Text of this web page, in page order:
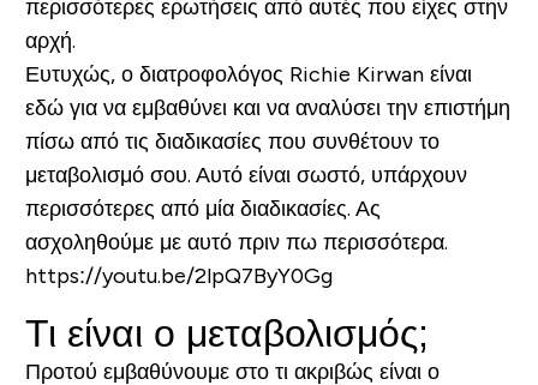
περισσότερες ερωτήσεις από αυτές που είχες στην
αρχή.
Ευτυχώς, ο διατροφολόγος Richie Kirwan είναι
εδώ για να εμβαθύνει και να αναλύσει την επιστήμη
πίσω από τις διαδικασίες που συνθέτουν το
μεταβολισμό σου. Αυτό είναι σωστό, υπάρχουν
περισσότερες από μία διαδικασίες. Ας
ασχοληθούμε με αυτό πριν πω περισσότερα.
https://youtu.be/2lpQ7ByY0Gg
Τι είναι ο μεταβολισμός;
Προτού εμβαθύνουμε στο τι ακριβώς είναι ο